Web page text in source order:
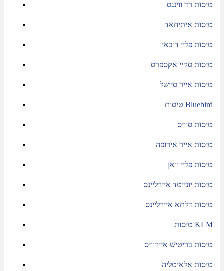
טיסות רד ווינגס
טיסות איתיחאד
טיסות פליי דובאי
טיסות סקיי אקספרס
טיסות אייר סיישל
טיסות Bluebird
טיסות סוויס
טיסות אייר אירופה
טיסות פליי וואן
טיסות יונייטד איירליינס
טיסות דלתא איירליינס
טיסות KLM
טיסות בריטיש איירוויס
טיסות אלאיטליה